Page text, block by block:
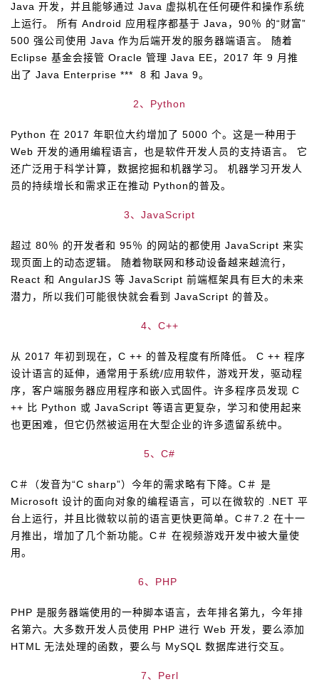
子
直
的
我
我
发
者
堂
我
程
认
证
的
实
我
的
藏
Programs
的
支
我
的
术
支
持
我
云
声
建
Java 开发，并且能够通过 Java 虚拟机在任何硬件和操作系统
上运行。 所有 Android 应用程序都基于 Java，90％ 的“财富”
500 强公司使用 Java 作为后端开发的服务器端语言。 随着
Eclipse 基金会接管 Oracle 管理 Java EE，2017 年 9 月推
出了 Java Enterprise *** 8 和 Java 9。
2、Python
Python 在 2017 年职位大约增加了 5000 个。这是一种用于
Web 开发的通用编程语言，也是软件开发人员的支持语言。 它
还广泛用于科学计算，数据挖掘和机器学习。 机器学习开发人
员的持续增长和需求正在推动 Python的普及。
3、JavaScript
超过 80％ 的开发者和 95％ 的网站的都使用 JavaScript 来实
现页面上的动态逻辑。 随着物联网和移动设备越来越流行，
React 和 AngularJS 等 JavaScript 前端框架具有巨大的未来
潜力，所以我们可能很快就会看到 JavaScript 的普及。
4、C++
从 2017 年初到现在，C ++ 的普及程度有所降低。 C ++ 程序
设计语言的延伸，通常用于系统/应用软件，游戏开发，驱动程
序，客户端服务器应用程序和嵌入式固件。许多程序员发现 C
++ 比 Python 或 JavaScript 等语言更复杂，学习和使用起来
也更困难，但它仍然被运用在大型企业的许多遗留系统中。
5、C#
C＃（发音为“C sharp”）今年的需求略有下降。C＃ 是
Microsoft 设计的面向对象的编程语言，可以在微软的 .NET 平
台上运行，并且比微软以前的语言更快更简单。C＃7.2 在十一
月推出，增加了几个新功能。C＃ 在视频游戏开发中被大量使
用。
6、PHP
PHP 是服务器端使用的一种脚本语言，去年排名第九，今年排
名第六。大多数开发人员使用 PHP 进行 Web 开发，要么添加
HTML 无法处理的函数，要么与 MySQL 数据库进行交互。
7、Perl